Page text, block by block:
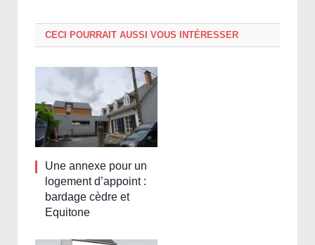
CECI POURRAIT AUSSI VOUS INTÉRESSER
Une annexe pour un
logement d’appoint :
bardage cèdre et
Equitone